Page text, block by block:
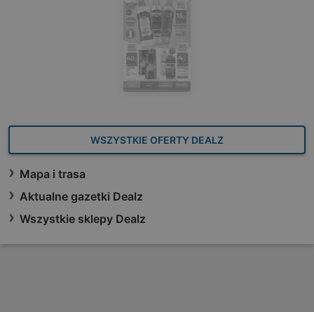
WSZYSTKIE OFERTY DEALZ
Mapa i trasa
Aktualne gazetki Dealz
Wszystkie sklepy Dealz